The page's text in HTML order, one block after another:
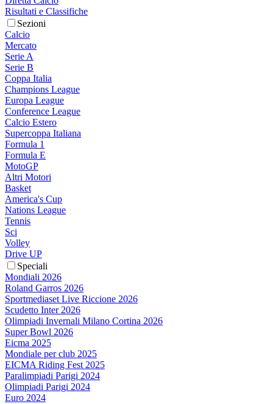
Risultati e Classifiche
Sezioni
Calcio
Mercato
Serie A
Serie B
Coppa Italia
Champions League
Europa League
Conference League
Calcio Estero
Supercoppa Italiana
Formula 1
Formula E
MotoGP
Altri Motori
Basket
America's Cup
Nations League
Tennis
Sci
Volley
Drive UP
Speciali
Mondiali 2026
Roland Garros 2026
Sportmediaset Live Riccione 2026
Scudetto Inter 2026
Olimpiadi Invernali Milano Cortina 2026
Super Bowl 2026
Eicma 2025
Mondiale per club 2025
EICMA Riding Fest 2025
Paralimpiadi Parigi 2024
Olimpiadi Parigi 2024
Euro 2024